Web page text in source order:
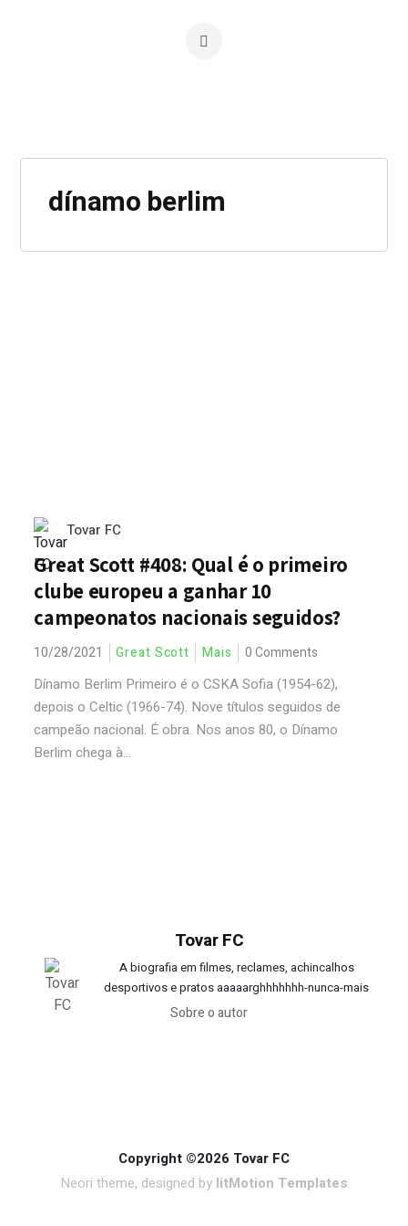
dínamo berlim
Tovar FC
Great Scott #408: Qual é o primeiro
clube europeu a ganhar 10
campeonatos nacionais seguidos?
10/28/2021 Great Scott Mais 0 Comments
Dínamo Berlim Primeiro é o CSKA Sofia (1954-62),
depois o Celtic (1966-74). Nove títulos seguidos de
campeão nacional. É obra. Nos anos 80, o Dínamo
Berlim chega à...
Tovar FC
A biografia em filmes, reclames, achincalhos
desportivos e pratos aaaaarghhhhhhh-nunca-mais
Sobre o autor
Copyright ©2026 Tovar FC
Neori theme, designed by litMotion Templates